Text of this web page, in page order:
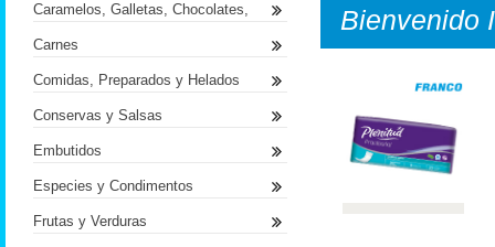
Bienvenido
Caramelos, Galletas, Chocolates,
Carnes
Comidas, Preparados y Helados
Conservas y Salsas
Embutidos
Especies y Condimentos
Frutas y Verduras